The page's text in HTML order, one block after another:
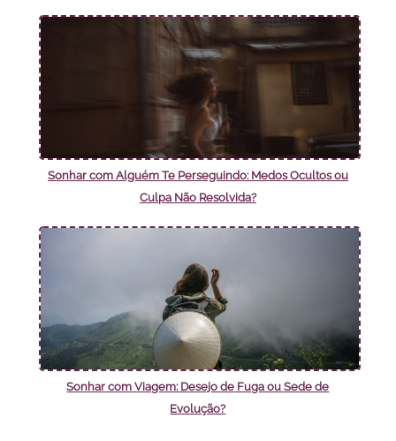
Sonhar com Alguém Te Perseguindo: Medos Ocultos ou
Culpa Não Resolvida?
Sonhar com Viagem: Desejo de Fuga ou Sede de
Evolução?